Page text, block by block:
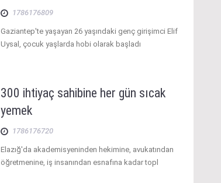
1786176809
Gaziantep'te yaşayan 26 yaşındaki genç girişimci Elif
Uysal, çocuk yaşlarda hobi olarak başladı
300 ihtiyaç sahibine her gün sıcak
yemek
1786176720
Elazığ'da akademisyeninden hekimine, avukatından
öğretmenine, iş insanından esnafına kadar topl